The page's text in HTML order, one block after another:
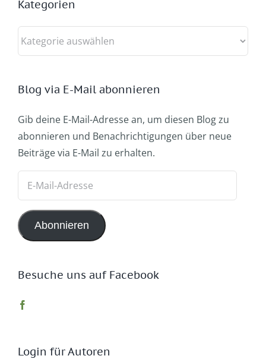
Kategorien
Kategorien
Blog via E-Mail abonnieren
Gib deine E-Mail-Adresse an, um diesen Blog zu
abonnieren und Benachrichtigungen über neue
Beiträge via E-Mail zu erhalten.
Adresse
Abonnieren
Besuche uns auf Facebook
Login für Autoren